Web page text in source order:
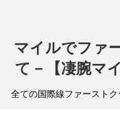
マイルでファ
て－【凄腕マ
全ての国際線ファースト